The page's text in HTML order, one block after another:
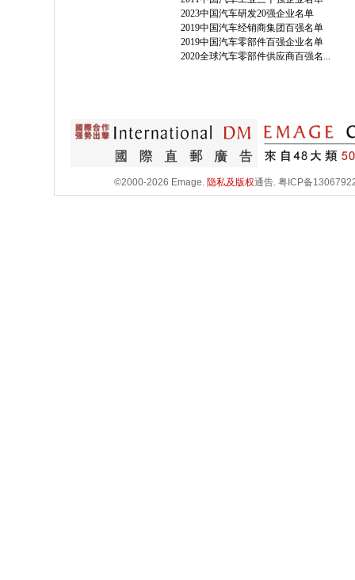
2023中国汽车研发20强企业名单
2019中国汽车经销商集团百强名单
2019中国汽车零部件百强企业名单
2020全球汽车零部件供应商百强名...
©2000-2026 Emage. 隐私及版权通告. 粤ICP备